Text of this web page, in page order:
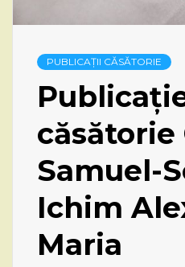
PUBLICAȚII CĂSĂTORIE
căsătorie
Samuel-
Ichim
Maria